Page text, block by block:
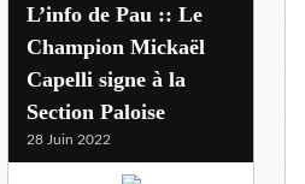
L’info de Pau :: Le
Champion Mickaël
Capelli signe à la
Section Paloise
28 Juin 2022